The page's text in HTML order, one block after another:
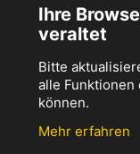
Ihre
veraltet
Bitte
alle Funktionen
können.
Mehr erfahren